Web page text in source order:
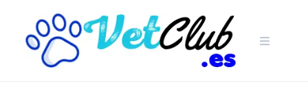
content